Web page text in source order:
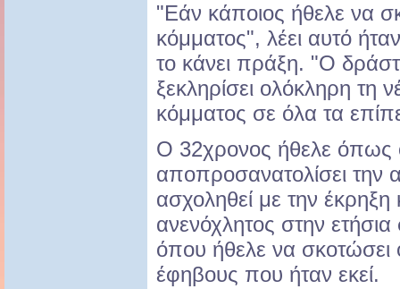
"Εάν κάποιος ήθελε να
κόμματος", λέει αυτό
το κάνει πράξη. "Ο
ξεκληρίσει ολόκληρη τη
κόμματος σε όλα τα
Ο 32χρονος ήθελε όπως
αποπροσανατολίσει την
ασχοληθεί με την έκρηξη
ανενόχλητος στην
όπου ήθελε να σκοτώσει
έφηβους που ήταν εκεί.